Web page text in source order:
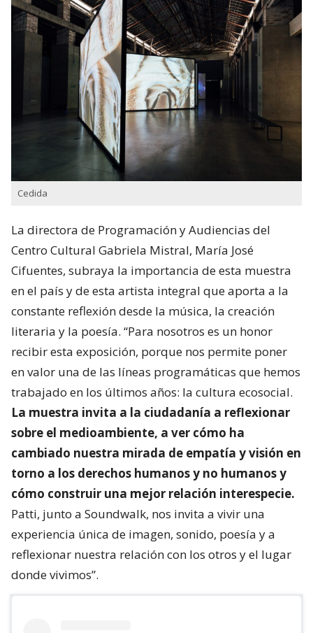
Cedida
La directora de Programación y Audiencias del
Centro Cultural Gabriela Mistral, María José
Cifuentes, subraya la importancia de esta muestra
en el país y de esta artista integral que aporta a la
constante reflexión desde la música, la creación
literaria y la poesía. “Para nosotros es un honor
recibir esta exposición, porque nos permite poner
en valor una de las líneas programáticas que hemos
trabajado en los últimos años: la cultura ecosocial.
La muestra invita a la ciudadanía a reflexionar
sobre el medioambiente, a ver cómo ha
cambiado nuestra mirada de empatía y visión en
torno a los derechos humanos y no humanos y
cómo construir una mejor relación interespecie.
Patti, junto a Soundwalk, nos invita a vivir una
experiencia única de imagen, sonido, poesía y a
reflexionar nuestra relación con los otros y el lugar
donde vivimos”.